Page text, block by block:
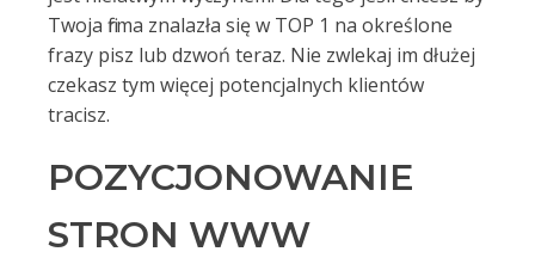
Twoja firma znalazła się w TOP 1 na określone
frazy pisz lub dzwoń teraz. Nie zwlekaj im dłużej
czekasz tym więcej potencjalnych klientów
tracisz.
POZYCJONOWANIE
STRON WWW